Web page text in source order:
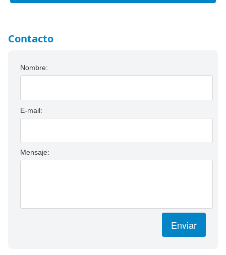
Contacto
Nombre:
E-mail:
Mensaje:
Enviar